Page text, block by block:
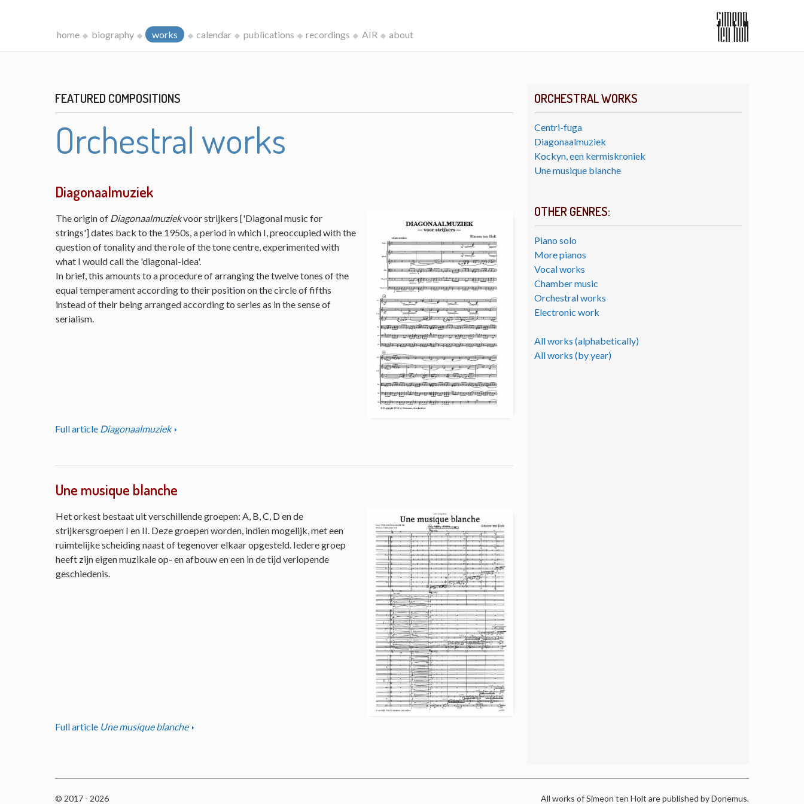
home biography works calendar publications recordings AIR about
ORCHESTRAL WORKS
Centri-fuga
Diagonaalmuziek
Kockyn, een kermiskroniek
Une musique blanche
OTHER GENRES:
Piano solo
More pianos
Vocal works
Chamber music
Orchestral works
Electronic work
All works (alphabetically)
All works (by year)
FEATURED COMPOSITIONS
Orchestral works
Diagonaalmuziek
The origin of Diagonaalmuziekvoor strijkers ['Diagonal music for
strings'] dates back to the 1950s, a period in which I, preoccupied with the
question of tonality and the role of the tone centre, experimented with
what I would call the 'diagonal-idea'.
In brief, this amounts to a procedure of arranging the twelve tones of the
equal temperament according to their position on the circle of fifths
instead of their being arranged according to series as in the sense of
serialism.
Full article Diagonaalmuziek
Une musique blanche
Het orkest bestaat uit verschillende groepen: A, B, C, D en de
strijkersgroepen I en II. Deze groepen worden, indien mogelijk, met een
ruimtelijke scheiding naast of tegenover elkaar opgesteld. Iedere groep
heeft zijn eigen muzikale op- en afbouw en een in de tijd verlopende
geschiedenis.
Full article Une musique blanche
© 2017 - 2026 All works of Simeon ten Holt are published by Donemus,